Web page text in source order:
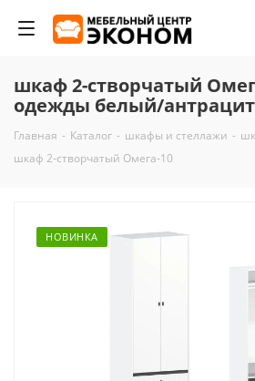
шкаф 2-створчатый
одежды белый/антрацит
Главная - Каталог - шкафы и стеллажи -
шкаф 2-створчатый Омега-10
НОВИНКА